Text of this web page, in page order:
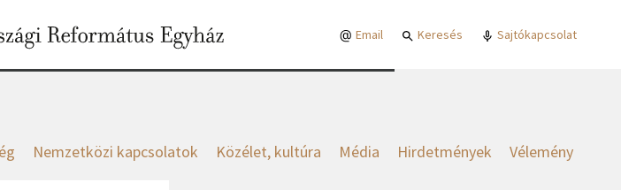
Email Keresés Sajtókapcsolat
Nemzetközi kapcsolatok Közélet, kultúra Média Hirdetmények Vélemény